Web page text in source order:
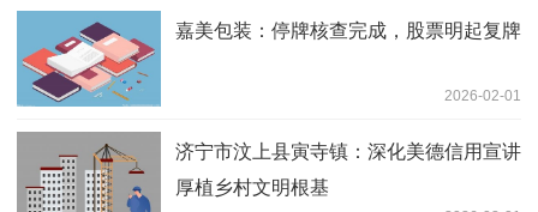
嘉美包装：停牌核查完成，股票明起复牌
2026-02-01
济宁市汶上县寅寺镇：深化美德信用宣讲
厚植乡村文明根基